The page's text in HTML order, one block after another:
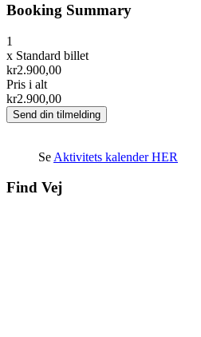
Booking Summary
1
x Standard billet
kr2.900,00
Pris i alt
kr2.900,00
Se Aktivitets kalender HER
Find Vej